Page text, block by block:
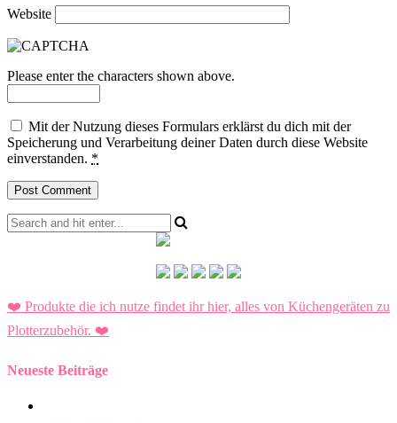
Website
Please enter the characters shown above.
Mit der Nutzung dieses Formulars erklärst du dich mit der
Speicherung und Verarbeitung deiner Daten durch diese Website
einverstanden. *
❤️ Produkte die ich nutze findet ihr hier, alles von Küchengeräten zu
Plotterzubehör. ❤️
Neueste Beiträge